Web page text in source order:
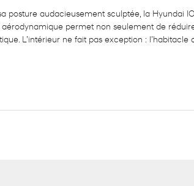
posture audacieusement sculptée, la Hyundai
permet non seulement de
L’intérieur ne fait pas exception : l’habitacle